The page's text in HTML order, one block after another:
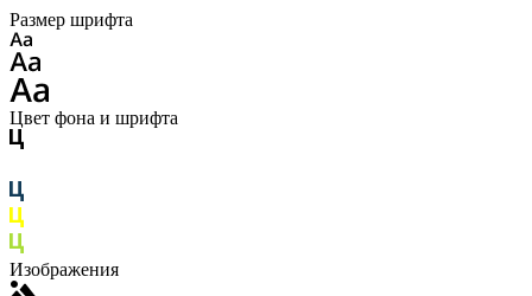
Размер шрифта
Цвет фона и шрифта
Изображения